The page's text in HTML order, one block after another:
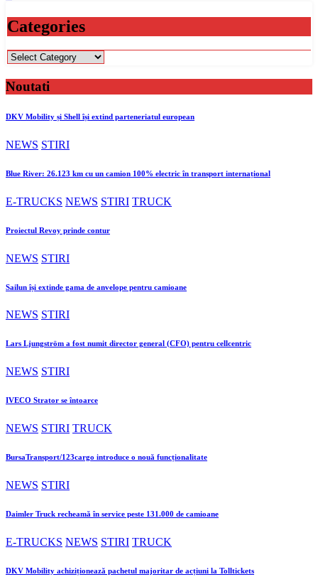
Categories
Categories
Noutati
DKV Mobility și Shell își extind parteneriatul european
NEWS STIRI
Blue River: 26.123 km cu un camion 100% electric în transport internațional
E-TRUCKS NEWS STIRI TRUCK
Proiectul Revoy prinde contur
NEWS STIRI
Sailun își extinde gama de anvelope pentru camioane
NEWS STIRI
Lars Ljungström a fost numit director general (CFO) pentru cellcentric
NEWS STIRI
IVECO Strator se întoarce
NEWS STIRI TRUCK
BursaTransport/123cargo introduce o nouă funcționalitate
NEWS STIRI
Daimler Truck recheamă în service peste 131.000 de camioane
E-TRUCKS NEWS STIRI TRUCK
DKV Mobility achiziționează pachetul majoritar de acțiuni la Tolltickets